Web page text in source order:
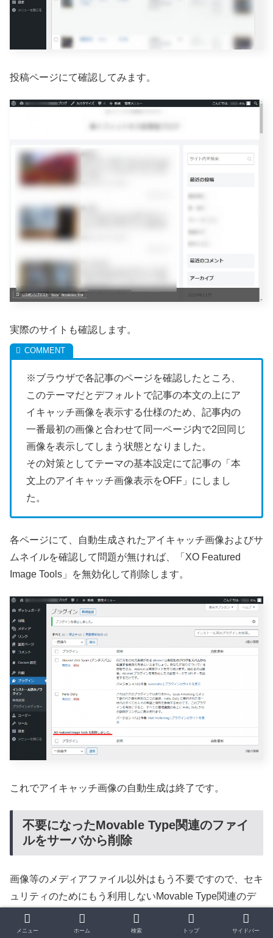
投稿ページにて確認してみます。
実際のサイトも確認します。
※ブラウザで各記事のページを確認したところ、
このテーマだとデフォルトで記事の本文の上にア
イキャッチ画像を表示する仕様のため、記事内の
一番最初の画像と合わせて同一ページ内で2回同じ
画像を表示してしまう状態となりました。
その対策としてテーマの基本設定にて記事の「本
文上のアイキャッチ画像表示をOFF」にしまし
た。
各ページにて、自動生成されたアイキャッチ画像およびサ
ムネイルを確認して問題が無ければ、「XO Featured
Image Tools」を無効化して削除します。
これでアイキャッチ画像の自動生成は終了です。
不要になったMovable Type関連のファイ
ルをサーバから削除
画像等のメディアファイル以外はもう不要ですので、セキ
ュリティのためにもう利用しないMovable Type関連のデ
ィレクトリおよびファイルを全て削除します。
メニュー ホーム 検索 トップ サイドバー